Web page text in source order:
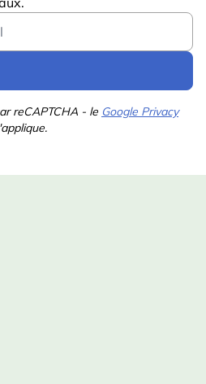
reCAPTCHA - le Google Privacy